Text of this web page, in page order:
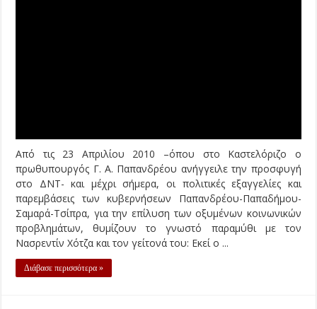
Η ΒΑΛΑΝΤΩ ΔΙΑΒΑΖΕΙ… ΠΑΡΑΜΥΘΙΑ
08/06/2015 07:19 Άρθρα
Η Βαλάντω αναστέναξε, έβγαλε τα γυαλιά της, έτριψε τα
κουρασμένα τσακίρικα μάτια της και συνέχιζε, από τις 9 το
πρωί που άνοιξε το βαθμολογικό, να διαβάζει: «…γιατί τα
ελληνικά μνημεία αντιπροσωπεύουν τον μεγαλύτερο – σε τι;-
πολιτισμό που γνώρισε η ανθρωπότητα και συνεχίζει να